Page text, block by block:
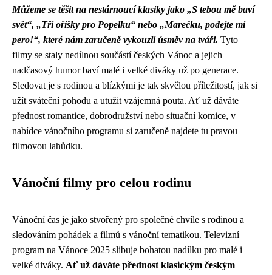
Můžeme se těšit na nestárnoucí klasiky jako „S tebou mě baví
svět“, „Tři oříšky pro Popelku“ nebo „Marečku, podejte mi
pero!“, které nám zaručeně vykouzlí úsměv na tváři. Tyto
filmy se staly nedílnou součástí českých Vánoc a jejich
nadčasový humor baví malé i velké diváky už po generace.
Sledovat je s rodinou a blízkými je tak skvělou příležitostí, jak si
užít sváteční pohodu a utužit vzájemná pouta. Ať už dáváte
přednost romantice, dobrodružství nebo situační komice, v
nabídce vánočního programu si zaručeně najdete tu pravou
filmovou lahůdku.
Vánoční filmy pro celou rodinu
Vánoční čas je jako stvořený pro společné chvíle s rodinou a
sledováním pohádek a filmů s vánoční tematikou. Televizní
program na Vánoce 2025 slibuje bohatou nadílku pro malé i
velké diváky. Ať už dáváte přednost klasickým českým